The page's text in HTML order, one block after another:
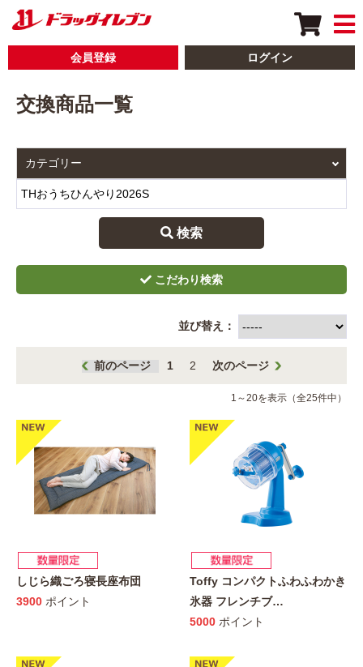
会員登録 ログイン
交換商品一覧
 検索
並び替え：
前のページ 1 2 次のページ
1～20を表示（全25件中）
しじら織ごろ寝長座布団
3900 ポイント
Toffy コンパクトふわふわかき
氷器 フレンチブ…
5000 ポイント